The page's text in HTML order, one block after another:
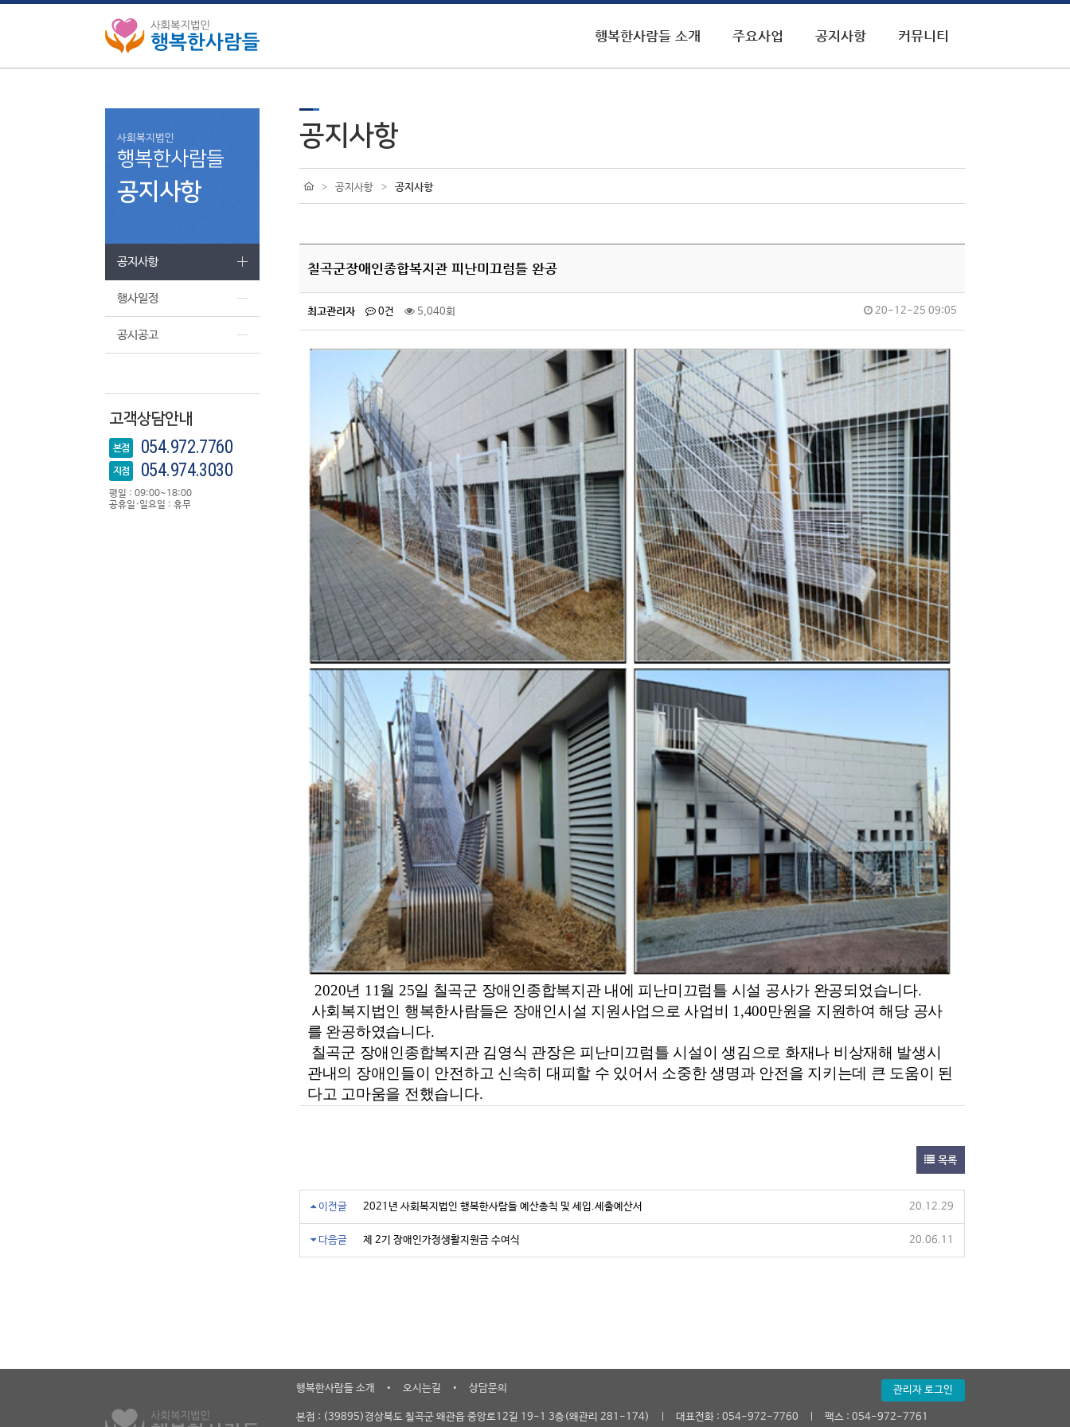
행복한사람들 소개 주요사업 공지사항 커뮤니티
사회복지법인
행복한사람들
공지사항
공지사항
행사일정
공시공고
고객상담안내
본점 054.972.7760
지점 054.974.3030
평일 : 09:00~18:00
공휴일·일요일 : 휴무
공지사항
> 공지사항 > 공지사항
칠곡군장애인종합복지관 피난미끄럼틀 완공
최고관리자 0건 5,040회 20-12-25 09:05
2020년 11월 25일 칠곡군 장애인종합복지관 내에 피난미끄럼틀 시설 공사가 완공되었습니다.
사회복지법인 행복한사람들은 장애인시설 지원사업으로 사업비 1,400만원을 지원하여 해당 공사
를 완공하였습니다.
칠곡군 장애인종합복지관 김영식 관장은 피난미끄럼틀 시설이 생김으로 화재나 비상재해 발생시
관내의 장애인들이 안전하고 신속히 대피할 수 있어서 소중한 생명과 안전을 지키는데 큰 도움이 된
다고 고마움을 전했습니다.
목록
이전글 2021년 사회복지법인 행복한사람들 예산총칙 및 세입.세출예산서 20.12.29
다음글 제 2기 장애인가정생활지원금 수여식 20.06.11
관리자 로그인
행복한사람들 소개 • 오시는길 • 상담문의
본점 : (39895)경상북도 칠곡군 왜관읍 중앙로12길 19-1 3층(왜관리 281-174) 대표전화 : 054-972-7760 팩스 : 054-972-7761